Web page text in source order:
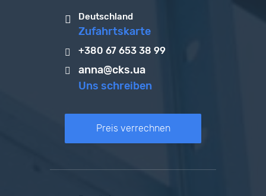
Deutschland
Zufahrtskarte
+380 67 653 38 99
anna@cks.ua
Uns schreiben
Preis verrechnen